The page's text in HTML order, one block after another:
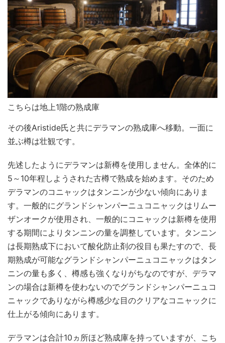
こちらは地上1階の熟成庫
その後Aristide氏と共にデラマンの熟成庫へ移動。一面に
並ぶ樽は壮観です。
先述したようにデラマンは新樽を使用しません。全体的に
5～10年程しようされた古樽で熟成を始めます。そのため
デラマンのコニャックはタンニンが少ない傾向にありま
す。一般的にグランドシャンパーニュコニャックはリムー
ザンオークが使用され、一般的にコニャックは新樽を使用
する期間によりタンニンの量を調整しています。タンニン
は長期熟成下において酸化防止剤の役目も果たすので、長
期熟成が可能なグランドシャンパーニュコニャックはタン
ニンの量も多く、樽感も強くなりがちなのですが、デラマ
ンの場合は新樽を使わないのでグランドシャンパーニュコ
ニャックでありながら樽感少な目のクリアなコニャックに
仕上がる傾向にあります。
デラマンは合計10ヵ所ほど熟成庫を持っていますが、こち